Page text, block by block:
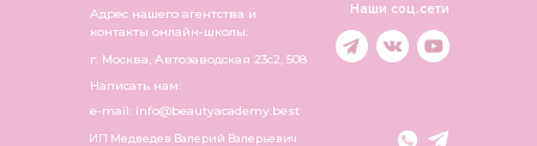
Адрес нашего агентства и
контакты онлайн-школы:
г. Москва, Автозаводская 23c2, 508
Написать нам:
e-mail: info@beautyacademy.best
ИП Медведев Валерий Валерьевич
Наши соц.сети